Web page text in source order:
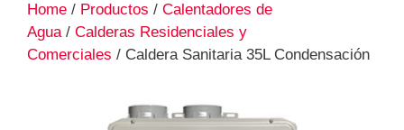
Home / Productos / Calentadores de
Agua/ Calderas Residenciales y
Comerciales / Caldera Sanitaria 35L Condensación